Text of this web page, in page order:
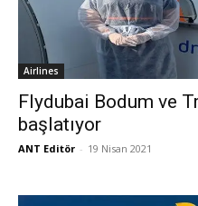
Airlines
Flydubai Bodum ve
başlatıyor
ANT Editör - 19 Nisan 2021